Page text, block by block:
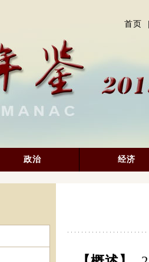
首页
政治 经济